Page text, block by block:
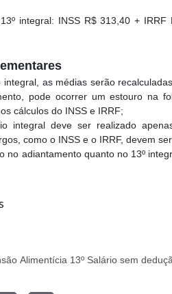
integral: INSS R$ 313,40 +
integral, as médias serão
pode ocorrer um estouro na
cálculos do INSS e IRRF;
integral deve ser realizado
como o INSS e o IRRF, devem
no adiantamento quanto no 13º
Alimentícia 13º Salário sem